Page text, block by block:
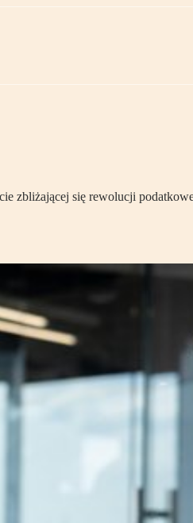
zbliżającej się rewolucji